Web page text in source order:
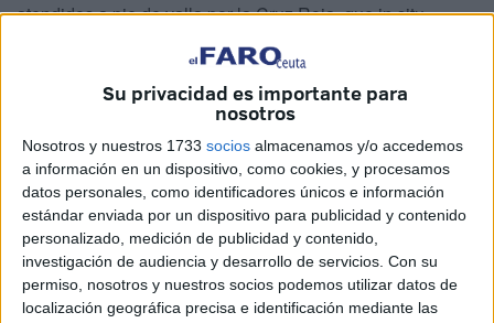
Su privacidad es importante para
nosotros
Nosotros y nuestros 1733 socios almacenamos y/o accedemos
a información en un dispositivo, como cookies, y procesamos
datos personales, como identificadores únicos e información
estándar enviada por un dispositivo para publicidad y contenido
personalizado, medición de publicidad y contenido,
investigación de audiencia y desarrollo de servicios. Con su
permiso, nosotros y nuestros socios podemos utilizar datos de
localización geográfica precisa e identificación mediante las
atendidos a pie de valla por la Cruz Roja, que in situ
practicó lavados oculares. De todos ellos cuatro fueron
trasladados al Hospital ya que requerían una mayor
atención. Todos ellos presentaban síntomas de
quemaduras químicas. Igual que sucedió al pasado 26 de
julio, aunque en menor cantidad. De igual forma la entidad
humanitaria llevó a cuatro subsaharianos al HUCE, a
donde llegaron un total de doce, todos ellos presentaban
cortes producidos por el vallado y ninguno tuvo que
requerir de intervención quirúrgica, tal y como especificó el
Ingesa.